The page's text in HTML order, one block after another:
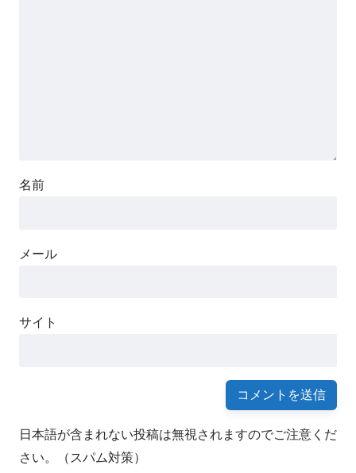
名前
メール
サイト
日本語が含まれない投稿は無視されますのでご注意くだ
さい。（スパム対策）